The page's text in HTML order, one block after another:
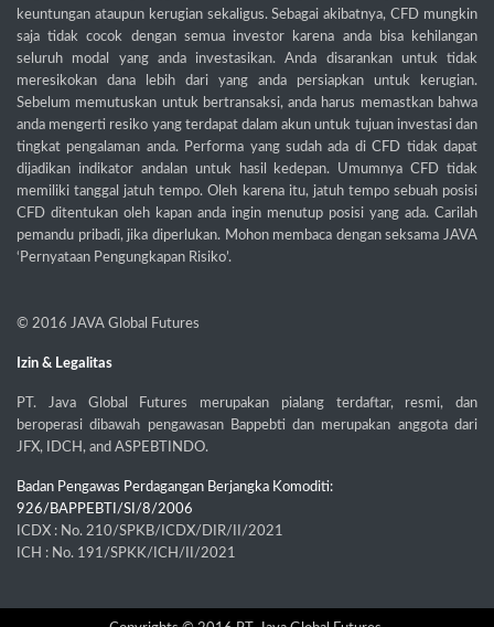
keuntungan ataupun kerugian sekaligus. Sebagai akibatnya, CFD mungkin
saja tidak cocok dengan semua investor karena anda bisa kehilangan
seluruh modal yang anda investasikan. Anda disarankan untuk tidak
meresikokan dana lebih dari yang anda persiapkan untuk kerugian.
Sebelum memutuskan untuk bertransaksi, anda harus memastkan bahwa
anda mengerti resiko yang terdapat dalam akun untuk tujuan investasi dan
tingkat pengalaman anda. Performa yang sudah ada di CFD tidak dapat
dijadikan indikator andalan untuk hasil kedepan. Umumnya CFD tidak
memiliki tanggal jatuh tempo. Oleh karena itu, jatuh tempo sebuah posisi
CFD ditentukan oleh kapan anda ingin menutup posisi yang ada. Carilah
pemandu pribadi, jika diperlukan. Mohon membaca dengan seksama JAVA
‘Pernyataan Pengungkapan Risiko’.
© 2016 JAVA Global Futures
Izin & Legalitas
PT. Java Global Futures merupakan pialang terdaftar, resmi, dan
beroperasi dibawah pengawasan Bappebti dan merupakan anggota dari
JFX, IDCH, and ASPEBTINDO.
Badan Pengawas Perdagangan Berjangka Komoditi:
926/BAPPEBTI/SI/8/2006
ICDX : No. 210/SPKB/ICDX/DIR/II/2021
ICH : No. 191/SPKK/ICH/II/2021